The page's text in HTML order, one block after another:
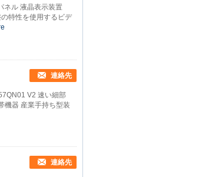
ネル 液晶表示装置
特性を使用するビデ
連絡先
V2 速い細部
機器 産業手持ち型装
連絡先